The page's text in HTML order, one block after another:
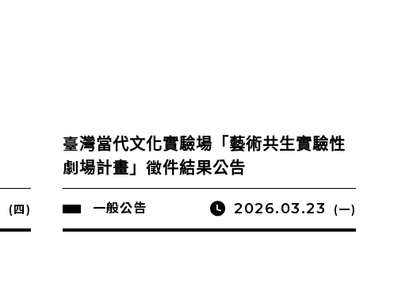
(四)
臺灣當代文化實驗場「藝術共生實驗性
劇場計畫」徵件結果公告
一般公告 2026.03.23 (一)